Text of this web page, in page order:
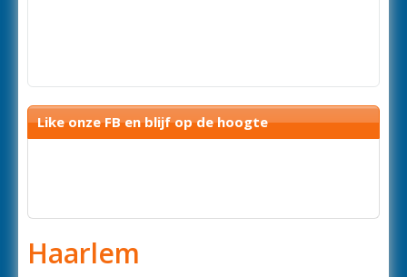
Like onze FB en blijf op de hoogte
Haarlem